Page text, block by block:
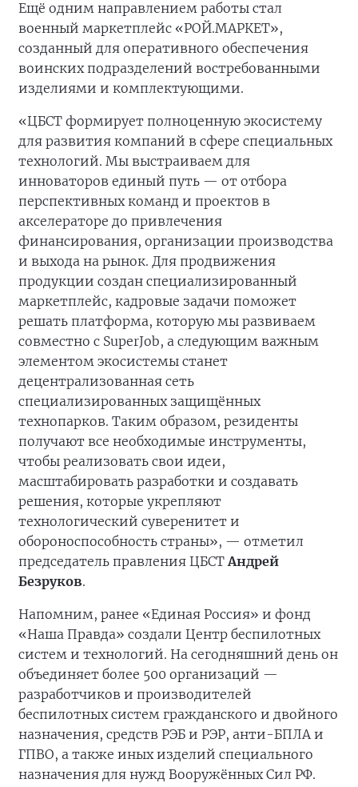
Ещё одним направлением работы стал
военный маркетплейс «РОЙ.МАРКЕТ»,
созданный для оперативного обеспечения
воинских подразделений востребованными
изделиями и комплектующими.
«ЦБСТ формирует полноценную экосистему
для развития компаний в сфере специальных
технологий. Мы выстраиваем для
инноваторов единый путь — от отбора
перспективных команд и проектов в
акселераторе до привлечения
финансирования, организации производства
и выхода на рынок. Для продвижения
продукции создан специализированный
маркетплейс, кадровые задачи поможет
решать платформа, которую мы развиваем
совместно с SuperJob, а следующим важным
элементом экосистемы станет
децентрализованная сеть
специализированных защищённых
технопарков. Таким образом, резиденты
получают все необходимые инструменты,
чтобы реализовать свои идеи,
масштабировать разработки и создавать
решения, которые укрепляют
технологический суверенитет и
обороноспособность страны», — отметил
председатель правления ЦБСТАндрей
Безруков.
Напомним, ранее «Единая Россия» и фонд
«Наша Правда» создали Центр беспилотных
систем и технологий. На сегодняшний день он
объединяет более 500 организаций —
разработчиков и производителей
беспилотных систем гражданского и двойного
назначения, средств РЭБ и РЭР, анти-БПЛА и
ГПВО, а также иных изделий специального
назначения для нужд Вооружённых Сил РФ.